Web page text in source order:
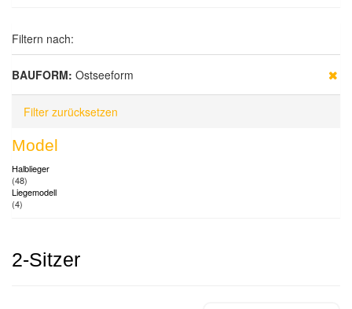
Filtern nach:
BAUFORM: Ostseeform
Filter zurücksetzen
Model
Halblieger
(48)
Liegemodell
(4)
2-Sitzer